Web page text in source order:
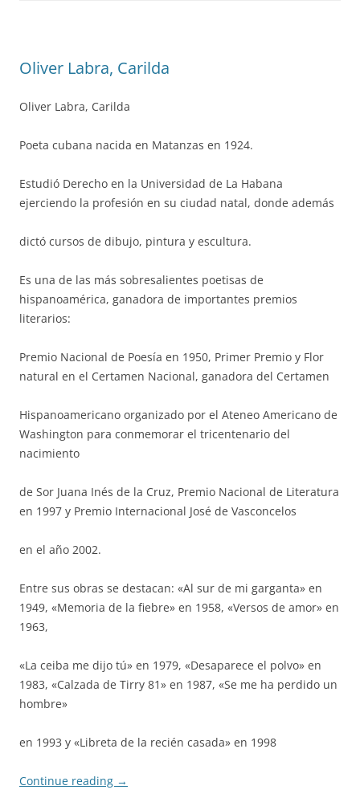
Oliver Labra, Carilda
Oliver Labra, Carilda
Poeta cubana nacida en Matanzas en 1924.
Estudió Derecho en la Universidad de La Habana
ejerciendo la profesión en su ciudad natal, donde además
dictó cursos de dibujo, pintura y escultura.
Es una de las más sobresalientes poetisas de
hispanoamérica, ganadora de importantes premios
literarios:
Premio Nacional de Poesía en 1950, Primer Premio y Flor
natural en el Certamen Nacional, ganadora del Certamen
Hispanoamericano organizado por el Ateneo Americano de
Washington para conmemorar el tricentenario del
nacimiento
de Sor Juana Inés de la Cruz, Premio Nacional de Literatura
en 1997 y Premio Internacional José de Vasconcelos
en el año 2002.
Entre sus obras se destacan: «Al sur de mi garganta» en
1949, «Memoria de la fiebre» en 1958, «Versos de amor» en
1963,
«La ceiba me dijo tú» en 1979, «Desaparece el polvo» en
1983, «Calzada de Tirry 81» en 1987, «Se me ha perdido un
hombre»
en 1993 y «Libreta de la recién casada» en 1998
Continue reading →